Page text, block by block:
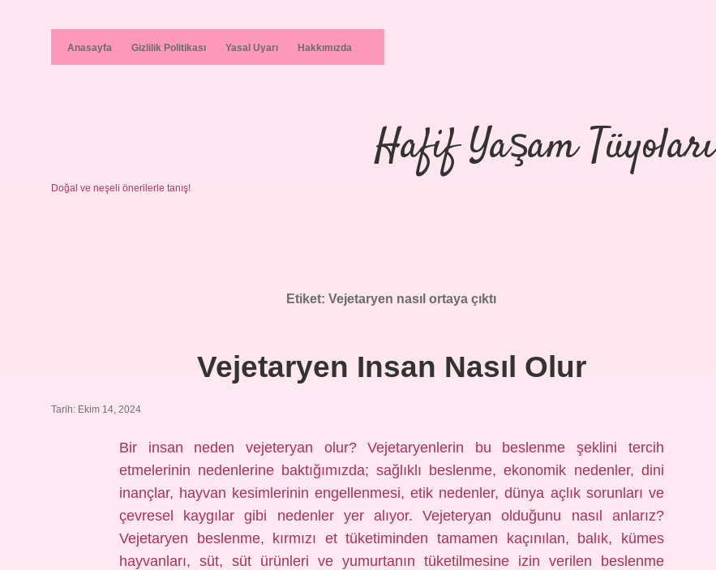
Anasayfa Gizlilik Politikası Yasal Uyarı Hakkımızda
Hafif Yaşam Tüyoları
Doğal ve neşeli önerilerle tanış!
Etiket:Vejetaryen nasıl ortaya çıktı
Vejetaryen Insan Nasıl Olur
Tarih: Ekim 14, 2024
Bir insan neden vejeteryan olur? Vejetaryenlerin bu beslenme şeklini tercih
etmelerinin nedenlerine baktığımızda; sağlıklı beslenme, ekonomik nedenler, dini
inançlar, hayvan kesimlerinin engellenmesi, etik nedenler, dünya açlık sorunları ve
çevresel kaygılar gibi nedenler yer alıyor. Vejeteryan olduğunu nasıl anlarız?
Vejetaryen beslenme, kırmızı et tüketiminden tamamen kaçınılan, balık, kümes
hayvanları, süt, süt ürünleri ve yumurtanın tüketilmesine izin verilen beslenme